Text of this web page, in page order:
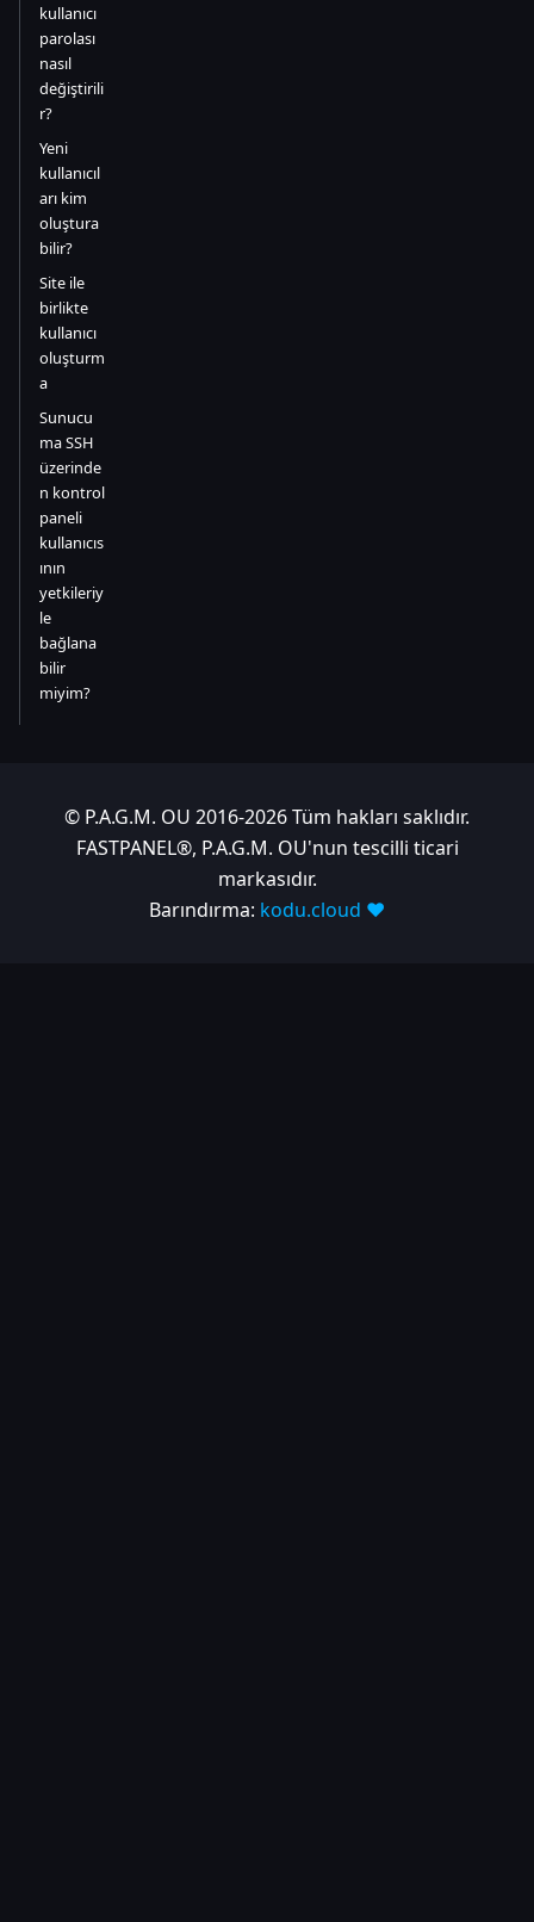
kullanıcı
parolası
nasıl
değiştirili
r?
Yeni
kullanıcıl
arı kim
oluştura
bilir?
Site ile
birlikte
kullanıcı
oluşturm
a
Sunucu
ma SSH
üzerinde
n kontrol
paneli
kullanıcıs
ının
yetkileriy
le
bağlana
bilir
miyim?
© P.A.G.M. OU 2016-2026 Tüm hakları saklıdır.
FASTPANEL®, P.A.G.M. OU'nun tescilli ticari
markasıdır.
Barındırma: kodu.cloud ❤️